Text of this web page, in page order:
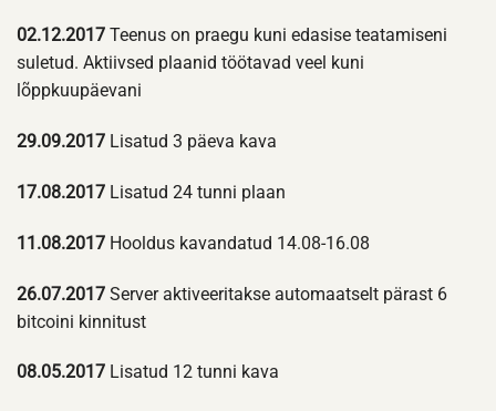
02.12.2017 Teenus on praegu kuni edasise teatamiseni
suletud. Aktiivsed plaanid töötavad veel kuni
lõppkuupäevani
29.09.2017 Lisatud 3 päeva kava
17.08.2017 Lisatud 24 tunni plaan
11.08.2017 Hooldus kavandatud 14.08-16.08
26.07.2017 Server aktiveeritakse automaatselt pärast 6
bitcoini kinnitust
08.05.2017 Lisatud 12 tunni kava